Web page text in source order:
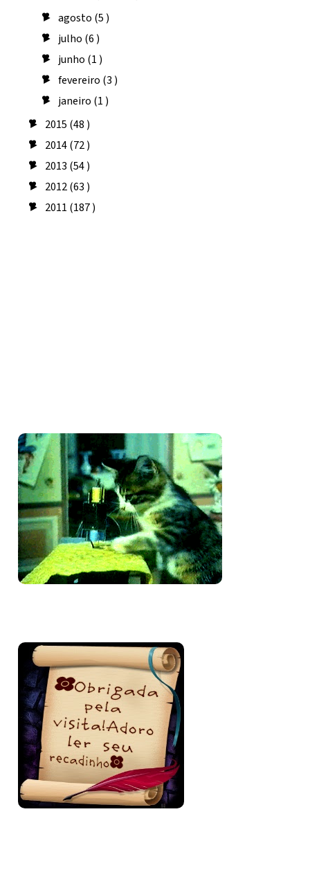
►agosto (5 )
► julho (6 )
► junho (1 )
►fevereiro (3 )
► janeiro (1 )
► 2015 (48 )
► 2014(72 )
► 2013 (54 )
► 2012(63 )
► 2011 (187 )